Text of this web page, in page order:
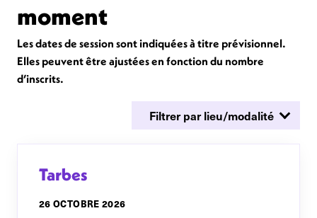
moment
Les dates de session sont indiquées à titre prévisionnel.
Elles peuvent être ajustées en fonction du nombre
d’inscrits.
Tarbes
26 OCTOBRE 2026